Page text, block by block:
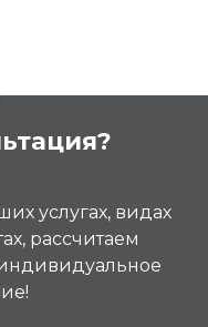
услугах, видах
рассчитаем